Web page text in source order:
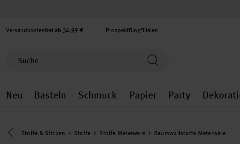
Versandkostenfrei ab 34,99 € ProspektBlogFilialen
Neu
Neu general.openMenu
Basteln
Basteln general.openMenu
Schmuck
Schmuck
Papier
Papier
Party
Party
Eine Kategorie zurück navigieren
Stoffe & Sticken Stoffe Stoffe Meterware Baumwollstoffe Meterware